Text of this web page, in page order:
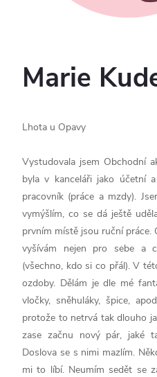
Marie
Lhota u Opavy
Vystudovala jsem Obchodní
byla v kanceláři jako účetní
pracovník (práce a mzdy).
vymýšlím, co se dá ještě
prvním místě jsou ruční práce.
vyšívám nejen pro sebe a
(všechno, kdo si co přál). V
ozdoby. Dělám je dle mé
vločky, sněhuláky, špice,
protože to netrvá tak dlouho
zase začnu nový pár, jaké
Doslova se s nimi mazlím.
mi to líbí. Neumím sedět se